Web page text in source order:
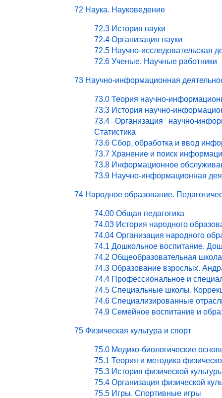
72 Наука. Науковедение
72.3 История науки
72.4 Организация науки
72.5 Научно-исследовательская
72.6 Ученые. Научные работники
73 Научно-информационная
73.0 Теория научно-
73.3 История научно-
73.4 Организация научно-
Статистика
73.6 Сбор, обработка и ввод
73.7 Хранение и поиск
73.8 Информационное
73.9 Научно-информационная
74 Народное образование.
74.00 Общая педагогика
74.03 История народного
74.04 Организация народного
74.1 Дошкольное воспитание.
74.2 Общеобразовательная
74.3 Образование взрослых.
74.4 Профессиональное и
74.5 Специальные школы.
74.6 Специализированные
74.9 Семейное воспитание и
75 Физическая культура и спорт
75.0 Медико-биологические
75.1 Теория и методика
75.3 История физической
75.4 Организация физической
75.5 Игры. Спортивные игры